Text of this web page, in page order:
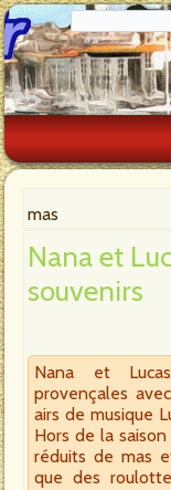
mas
Nana et
souvenirs
Nana et
provençales
airs de musique
Hors de la
réduits de mas
que des